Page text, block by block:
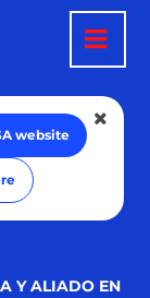
website
Y ALIADO EN